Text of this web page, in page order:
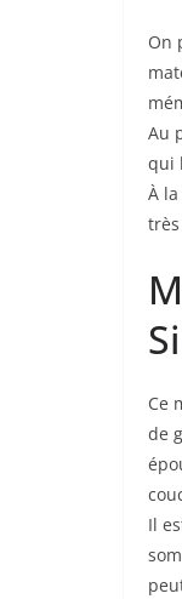
On
Au
qui
À
Ce
de
Il